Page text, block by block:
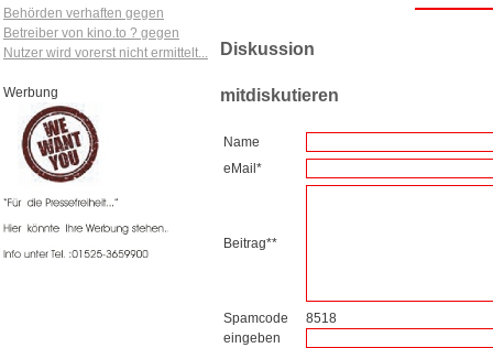
Behörden verhaften gegen
Betreiber von kino.to ? gegen
Nutzer wird vorerst nicht ermittelt...
Werbung
Diskussion
mitdiskutieren
Name
eMail*
Beitrag**
Spamcode
eingeben
8518